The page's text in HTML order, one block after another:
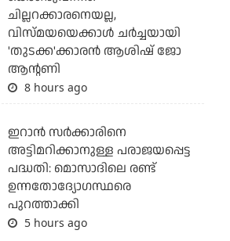
ചില്ലറക്കാരനെയല്ല,
വിസ്മയയെക്കാള്‍ ചര്‍ച്ചയായി
'തുടക്ക'ക്കാരന്‍ ആശിഷ് ജോ
ആന്റണി
8 hours ago
ഇറാന്‍ സര്‍ക്കാരിനെ
അട്ടിമറിക്കാനുള്ള പരാജയപ്പെട്ട
പദ്ധതി: മൊസാദിലെ രണ്ട്
ഉന്നതോദ്യോഗസ്ഥരെ
പുറത്താക്കി
5 hours ago